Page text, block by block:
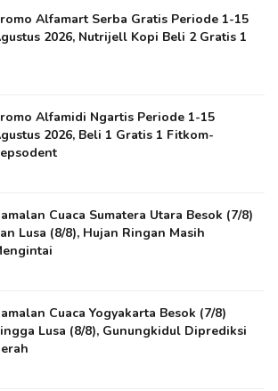
Alfamart Serba Gratis Periode 1-15
2026, Nutrijell Kopi Beli 2 Gratis 1
Alfamidi Ngartis Periode 1-15
2026, Beli 1 Gratis 1 Fitkom-
Cuaca Sumatera Utara Besok (7/8)
Lusa (8/8), Hujan Ringan Masih
Cuaca Yogyakarta Besok (7/8)
Lusa (8/8), Gunungkidul Diprediksi